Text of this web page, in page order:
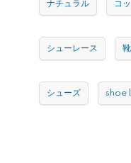
ナチュラル コ
シューレース
シューズ shoe